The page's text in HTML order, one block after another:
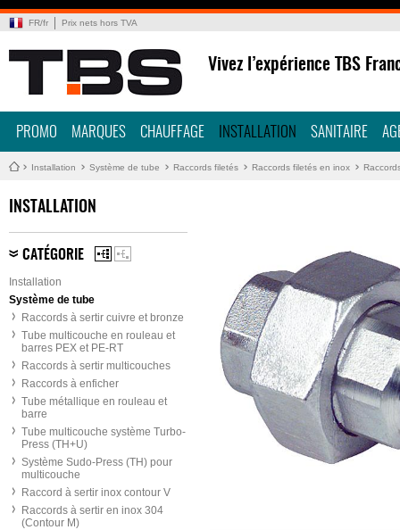
FR/fr Prix nets hors TVA
Vivez l’expérience TBS
PROMO MARQUES CHAUFFAGE INSTALLATION SANITAIRE
Installation Système de tube Raccords filetés Raccords filetés en inox
INSTALLATION
CATÉGORIE
Installation
Système de tube
Raccords à sertir cuivre et bronze
Tube multicouche en rouleau et
barres PEX et PE-RT
Raccords à sertir multicouches
Raccords à enficher
Tube métallique en rouleau et
barre
Tube multicouche système Turbo-
Press (TH+U)
Système Sudo-Press (TH) pour
multicouche
Raccord à sertir inox contour V
Raccords à sertir en inox 304
(Contour M)